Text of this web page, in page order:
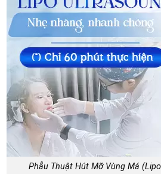
Phẫu Thuật Hút Mỡ Vùng Má